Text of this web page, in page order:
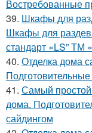
Востребованные
39. Шкафы для
Шкафы для
стандарт «LS” ТМ
40. Отделка дома
41. Самый простой
дома.
сайдингом